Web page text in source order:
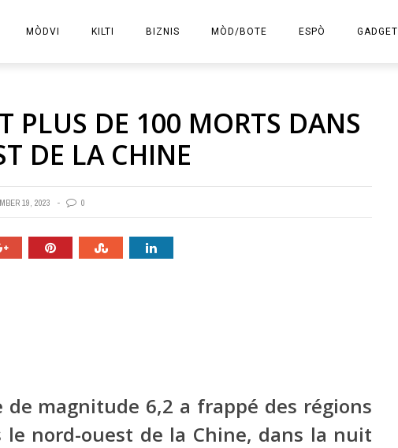
MÒDVI KILTI BIZNIS MÒD/BOTE ESPÒ GADGET
PLUS DE 100 MORTS DANS
DE LA CHINE
19, 2023 0
de magnitude 6,2 a frappé des régions
le nord-ouest de la Chine, dans la nuit